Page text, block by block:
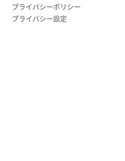
プライバシーポリシー
プライバシー設定